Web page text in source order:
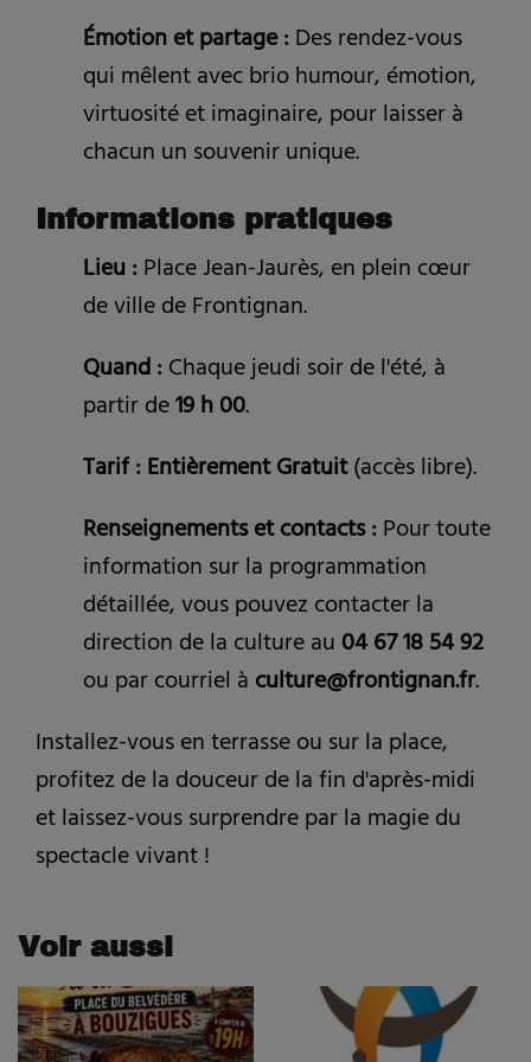
Émotion et partage :Des rendez-vous
qui mêlent avec brio humour, émotion,
virtuosité et imaginaire, pour laisser à
chacun un souvenir unique.
Informations pratiques
Lieu :Place Jean-Jaurès, en plein cœur
de ville de Frontignan.
Quand :Chaque jeudi soir de l'été, à
partir de19 h 00.
Tarif : Entièrement Gratuit(accès libre).
Renseignements et contacts :Pour toute
information sur la programmation
détaillée, vous pouvez contacter la
direction de la culture au04 67 18 54 92
ou par courriel àculture@frontignan.fr.
Installez-vous en terrasse ou sur la place,
profitez de la douceur de la fin d'après-midi
et laissez-vous surprendre par la magie du
spectacle vivant !
Voir aussi